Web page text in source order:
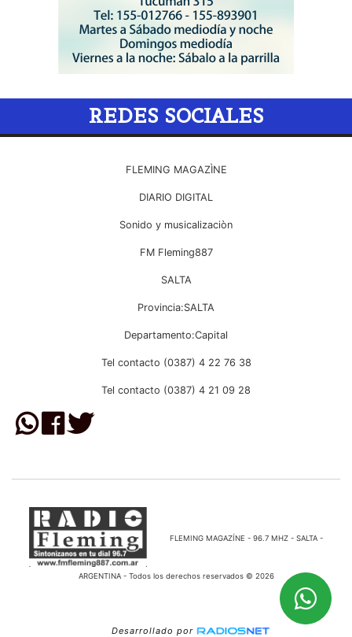
REDES SOCIALES
FLEMING MAGAZÌNE
DIARIO DIGITAL
Sonido y musicalizaciòn
FM Fleming887
SALTA
Provincia:SALTA
Departamento:Capital
Tel contacto (0387) 4 22 76 38
Tel contacto (0387) 4 21 09 28
FLEMING MAGAZÍNE - 96.7 MHZ - SALTA -
ARGENTINA - Todos los derechos reservados © 2026
Desarrollado por